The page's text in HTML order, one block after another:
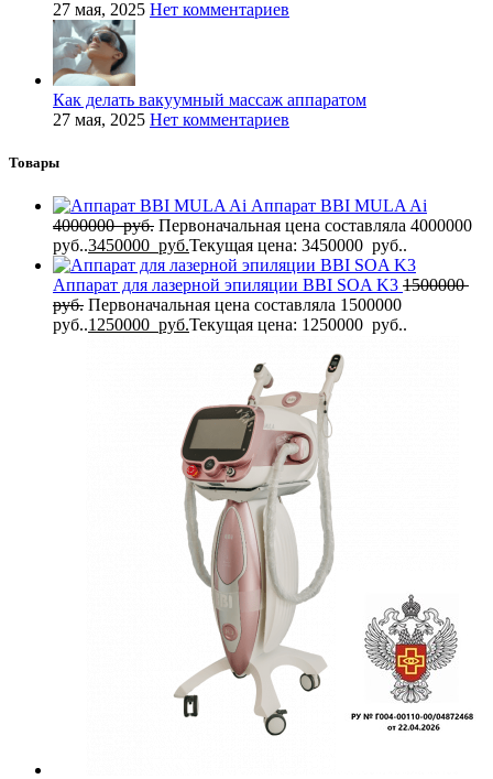
27 мая, 2025 Нет комментариев
Как делать вакуумный массаж аппаратом
27 мая, 2025 Нет комментариев
Товары
Аппарат BBI MULA Ai
4000000руб. Первоначальная цена составляла 4000000
руб..3450000 руб.Текущая цена: 3450000 руб..
Аппарат для лазерной эпиляции BBI SOA K3 1500000
руб. Первоначальная цена составляла 1500000
руб..1250000 руб.Текущая цена: 1250000 руб..